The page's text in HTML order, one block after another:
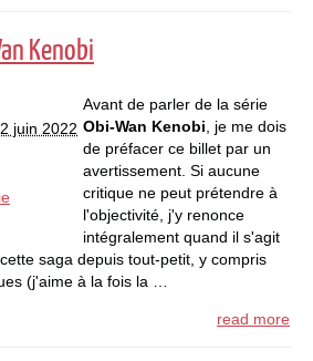
Kenobi
juin 2022
Avant de parler de la série
Obi-Wan Kenobi, je me dois
de préfacer ce billet par un
avertissement. Si aucune
critique ne peut prétendre à
l'objectivité, j'y renonce
intégralement quand il s'agit
saga depuis tout-petit, y compris
(j'aime à la fois la …
read more